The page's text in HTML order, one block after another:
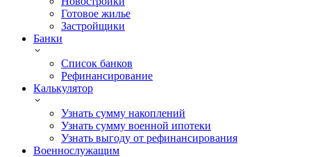
Готовое жилье
Застройщики
Банки
Список банков
Рефинансирование
Калькулятор
Узнать сумму накоплений
Узнать сумму военной ипотеки
Узнать выгоду от рефинансирования
Военнослужащим